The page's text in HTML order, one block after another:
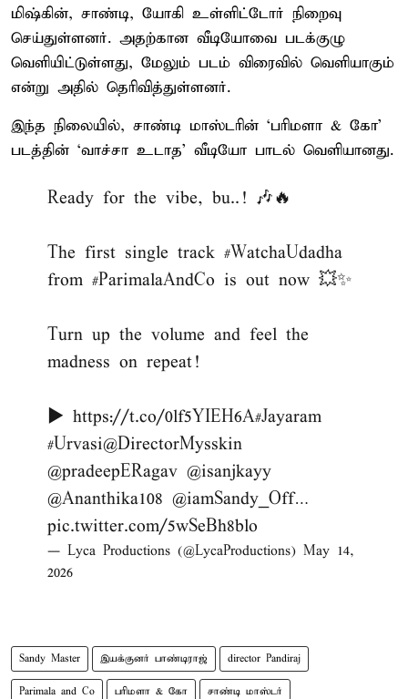
மிஷ்கின், சாண்டி, யோகி உள்ளிட்டோர் நிறைவு
செய்துள்ளனர். அதற்கான வீடியோவை படக்குழு
வெளியிட்டுள்ளது, மேலும் படம் விரைவில் வெளியாகும்
என்று அதில் தெரிவித்துள்ளனர்.
இந்த நிலையில், சாண்டி மாஸ்டரின் ‘பரிமளா & கோ’
படத்தின் ‘வாச்சா உடாத’ வீடியோ பாடல் வெளியானது.
Ready for the vibe, bu..! 🎶🔥
The first single track #WatchaUdadha
from #ParimalaAndCo is out now 💥✨
Turn up the volume and feel the
madness on repeat!
▶️ https://t.co/0lf5YIEH6A#Jayaram
#Urvasi@DirectorMysskin
@pradeepERagav @isanjkayy
@Ananthika108 @iamSandy_Off…
pic.twitter.com/5wSeBh8blo
— Lyca Productions (@LycaProductions) May 14,
2026
Sandy Master இயக்குனர் பாண்டிராஜ் director Pandiraj
Parimala and Co பரிமளா & கோ சாண்டி மாஸ்டர்